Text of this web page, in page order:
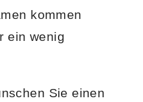
kommen
ein wenig
Sie einen